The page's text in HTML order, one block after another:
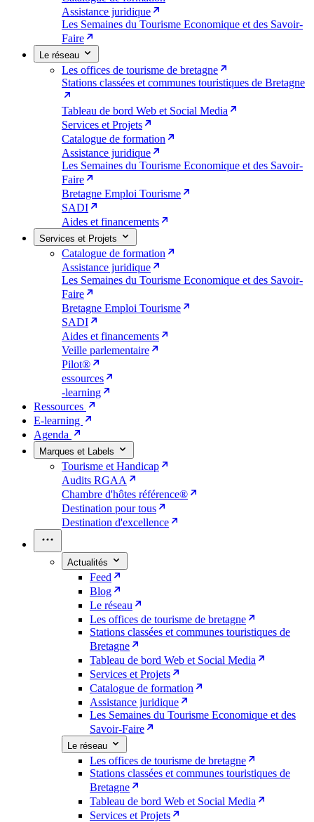
Assistance juridique
Les Semaines du Tourisme Economique et des Savoir-
Faire
Le réseau
Les offices de tourisme de bretagne
Stations classées et communes touristiques de Bretagne
Tableau de bord Web et Social Media
Services et Projets
Catalogue de formation
Assistance juridique
Les Semaines du Tourisme Economique et des Savoir-
Faire
Bretagne Emploi Tourisme
SADI
Aides et financements
Services et Projets
Catalogue de formation
Assistance juridique
Les Semaines du Tourisme Economique et des Savoir-
Faire
Bretagne Emploi Tourisme
SADI
Aides et financements
Veille parlementaire
Pilot®
essources
-learning
Ressources
E-learning
Agenda
Marques et Labels
Tourisme et Handicap
Audits RGAA
Chambre d'hôtes référence®
Destination pour tous
Destination d'excellence
Actualités
Feed
Blog
Le réseau
Les offices de tourisme de bretagne
Stations classées et communes touristiques de
Bretagne
Tableau de bord Web et Social Media
Services et Projets
Catalogue de formation
Assistance juridique
Les Semaines du Tourisme Economique et des
Savoir-Faire
Le réseau
Les offices de tourisme de bretagne
Stations classées et communes touristiques de
Bretagne
Tableau de bord Web et Social Media
Services et Projets